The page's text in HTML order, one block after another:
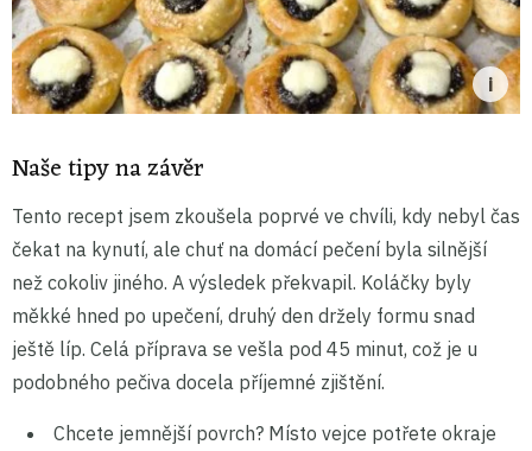
Naše tipy na závěr
Tento recept jsem zkoušela poprvé ve chvíli, kdy nebyl čas
čekat na kynutí, ale chuť na domácí pečení byla silnější
než cokoliv jiného. A výsledek překvapil. Koláčky byly
měkké hned po upečení, druhý den držely formu snad
ještě líp. Celá příprava se vešla pod 45 minut, což je u
podobného pečiva docela příjemné zjištění.
Chcete jemnější povrch? Místo vejce potřete okraje